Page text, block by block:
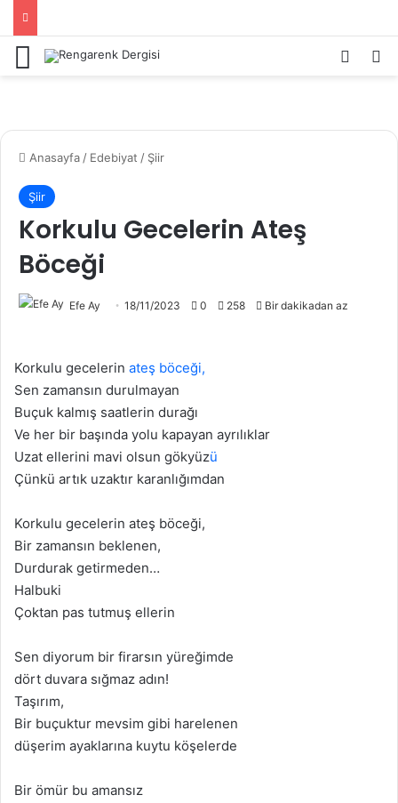
Menü Kayıt
Anasayfa / Edebiyat / Şiir
Şiir
Korkulu Gecelerin Ateş
Böceği
Efe Ay 18/11/2023 0 258 Bir dakikadan az
Korkulu gecelerin ateş böceği,
Sen zamansın durulmayan
Buçuk kalmış saatlerin durağı
Ve her bir başında yolu kapayan ayrılıklar
Uzat ellerini mavi olsun gökyüzü
Çünkü artık uzaktır karanlığımdan
Korkulu gecelerin ateş böceği,
Bir zamansın beklenen,
Durdurak getirmeden…
Halbuki
Çoktan pas tutmuş ellerin
Sen diyorum bir firarsın yüreğimde
dört duvara sığmaz adın!
Taşırım,
Bir buçuktur mevsim gibi harelenen
düşerim ayaklarına kuytu köşelerde
Bir ömür bu amansız